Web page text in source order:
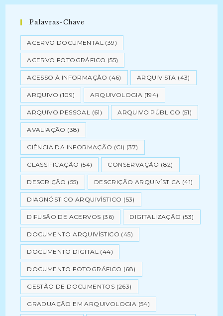
Palavras-Chave
ACERVO DOCUMENTAL (39)
ACERVO FOTOGRÁFICO (55)
ACESSO À INFORMAÇÃO (46) ARQUIVISTA (43)
ARQUIVO (109) ARQUIVOLOGIA (194)
ARQUIVO PESSOAL (61) ARQUIVO PÚBLICO (51)
AVALIAÇÃO (38)
CIÊNCIA DA INFORMAÇÃO (CI) (37)
CLASSIFICAÇÃO (54) CONSERVAÇÃO (82)
DESCRIÇÃO (55) DESCRIÇÃO ARQUIVÍSTICA (41)
DIAGNÓSTICO ARQUIVÍSTICO (53)
DIFUSÃO DE ACERVOS (36) DIGITALIZAÇÃO (53)
DOCUMENTO ARQUIVÍSTICO (45)
DOCUMENTO DIGITAL (44)
DOCUMENTO FOTOGRÁFICO (68)
GESTÃO DE DOCUMENTOS (263)
GRADUAÇÃO EM ARQUIVOLOGIA (54)